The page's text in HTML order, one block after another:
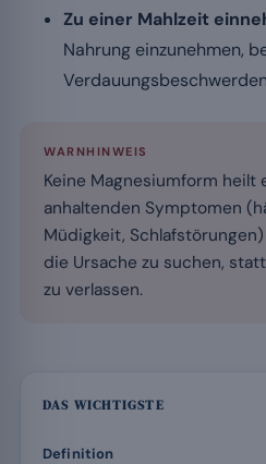
Zu einer Mahlzeit
Nahrung einzunehmen,
WARNHINWEIS
Keine Magnesiumform heilt
anhaltenden Symptomen
Müdigkeit,
die Ursache zu suchen,
zu verlassen.
DAS WICHTIGSTE
Definition